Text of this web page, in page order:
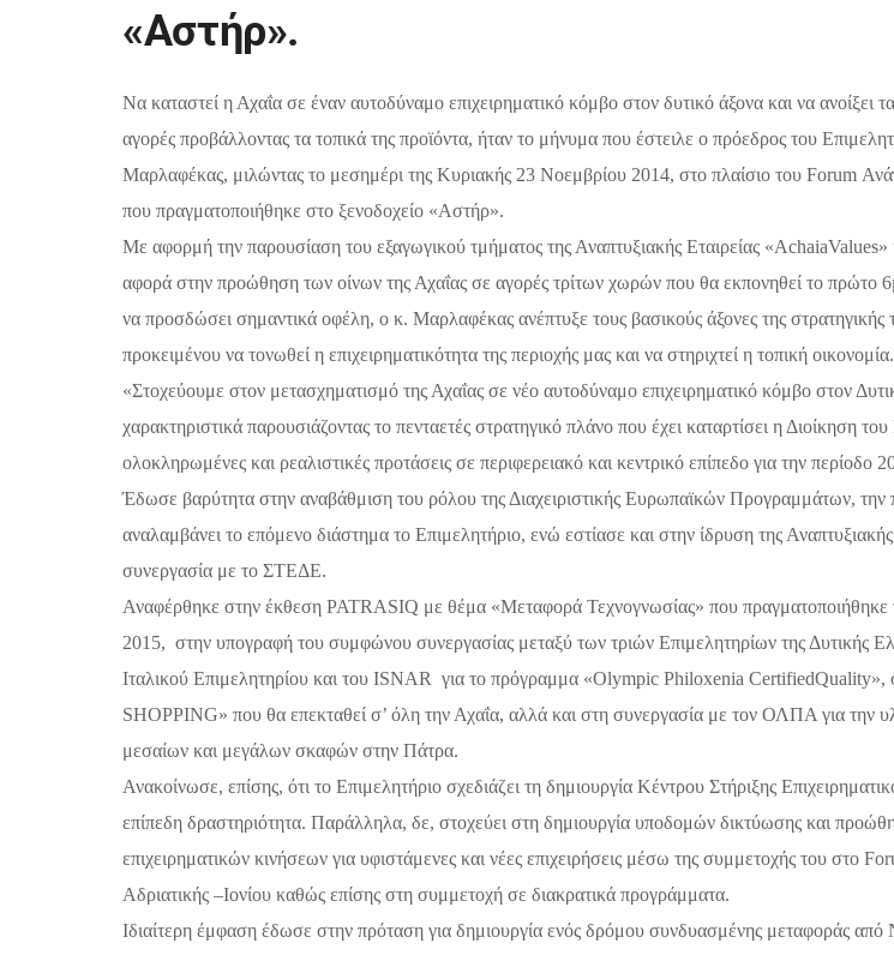
«Αστήρ».
Να καταστεί η Αχαΐα σε έναν αυτοδύναμο επιχειρηματικό κόμβο στον δυτικό άξονα και να ανοίξει τα
αγορές προβάλλοντας τα τοπικά της προϊόντα, ήταν το μήνυμα που έστειλε ο πρόεδρος του
Μαρλαφέκας, μιλώντας το μεσημέρι της Κυριακής 23 Νοεμβρίου 2014, στο πλαίσιο του Fοrum
που πραγματοποιήθηκε στο ξενοδοχείο «Αστήρ».
Με αφορμή την παρουσίαση του εξαγωγικού τμήματος της Αναπτυξιακής Εταιρείας «AchaiaValues»
αφορά στην προώθηση των οίνων της Αχαΐας σε αγορές τρίτων χωρών που θα εκπονηθεί το πρώτο
να προσδώσει σημαντικά οφέλη, ο κ. Μαρλαφέκας ανέπτυξε τους βασικούς άξονες της στρατηγικής
προκειμένου να τονωθεί η επιχειρηματικότητα της περιοχής μας και να στηριχτεί η τοπική οικονομία.
«Στοχεύουμε στον μετασχηματισμό της Αχαΐας σε νέο αυτοδύναμο επιχειρηματικό κόμβο στον
χαρακτηριστικά παρουσιάζοντας το πενταετές στρατηγικό πλάνο που έχει καταρτίσει η Διοίκηση
ολοκληρωμένες και ρεαλιστικές προτάσεις σε περιφερειακό και κεντρικό επίπεδο για την περίοδο
Έδωσε βαρύτητα στην αναβάθμιση του ρόλου της Διαχειριστικής Ευρωπαϊκών Προγραμμάτων, την
αναλαμβάνει το επόμενο διάστημα το Επιμελητήριο, ενώ εστίασε και στην ίδρυση της
συνεργασία με το ΣΤΕΔΕ.
Αναφέρθηκε στην έκθεση PATRASIQ με θέμα «Μεταφορά Τεχνογνωσίας» που πραγματοποιήθηκε
2015, στην υπογραφή του συμφώνου συνεργασίας μεταξύ των τριών Επιμελητηρίων της Δυτικής
Ιταλικού Επιμελητηρίου και του ISNAR για το πρόγραμμα «Olympic Philoxenia CertifiedQuality»,
SHOPPING» που θα επεκταθεί σ’ όλη την Αχαΐα, αλλά και στη συνεργασία με τον ΟΛΠΑ για την
μεσαίων και μεγάλων σκαφών στην Πάτρα.
Ανακοίνωσε, επίσης, ότι το Επιμελητήριο σχεδιάζει τη δημιουργία Κέντρου Στήριξης
επίπεδη δραστηριότητα. Παράλληλα, δε, στοχεύει στη δημιουργία υποδομών δικτύωσης και
επιχειρηματικών κινήσεων για υφιστάμενες και νέες επιχειρήσεις μέσω της συμμετοχής του στο
Αδριατικής –Ιονίου καθώς επίσης στη συμμετοχή σε διακρατικά προγράμματα.
Ιδιαίτερη έμφαση έδωσε στην πρόταση για δημιουργία ενός δρόμου συνδυασμένης μεταφοράς